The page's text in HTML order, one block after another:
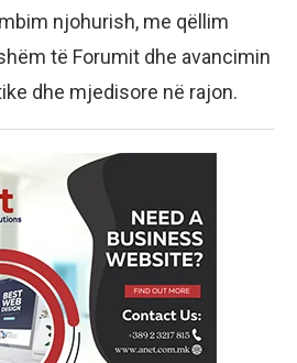
njohurish, me qëllim
të Forumit dhe avancimin
dhe mjedisore në rajon.